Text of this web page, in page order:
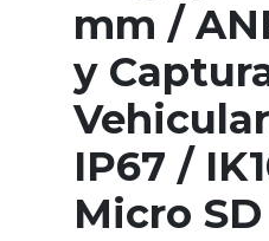
mm /
y
IP67 /
Micro